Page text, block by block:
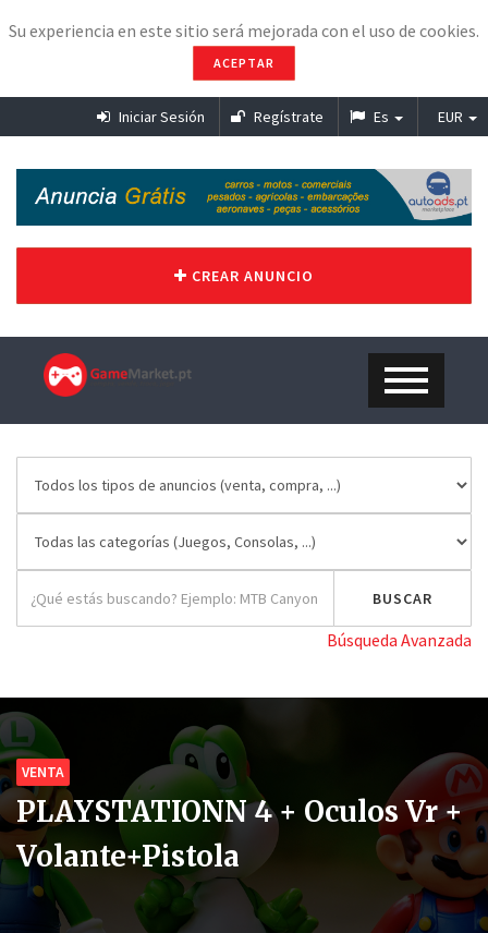
Su experiencia en este sitio será mejorada con el uso de cookies.
ACEPTAR
Iniciar Sesión Regístrate Es EUR
CREAR ANUNCIO
Búsqueda Avanzada
VENTA
PLAYSTATIONN 4 + Oculos Vr +
Volante+pistola